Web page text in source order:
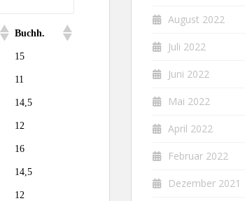
Buchh.
15
11
14,5
12
16
14,5
12
August 2022
Juli 2022
Juni 2022
Mai 2022
April 2022
Februar 2022
Dezember 2021